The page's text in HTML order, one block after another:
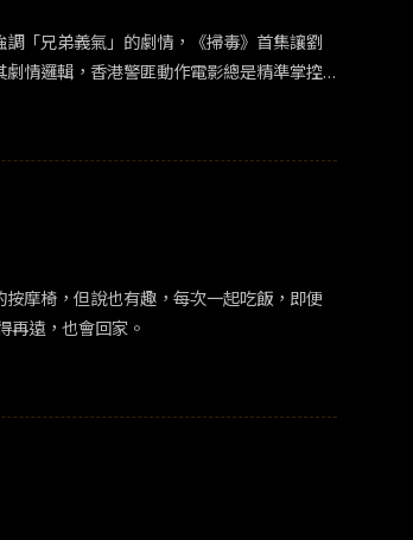
「兄弟義氣」的劇情，《掃毒》首集讓劉
情邏輯，香港警匪動作電影總是精準掌控
經典好片，但是動作戲品質保證的快手邱
爭轟炸的
)最愛養的鳥類，即便飛得再遠，也會回家。​